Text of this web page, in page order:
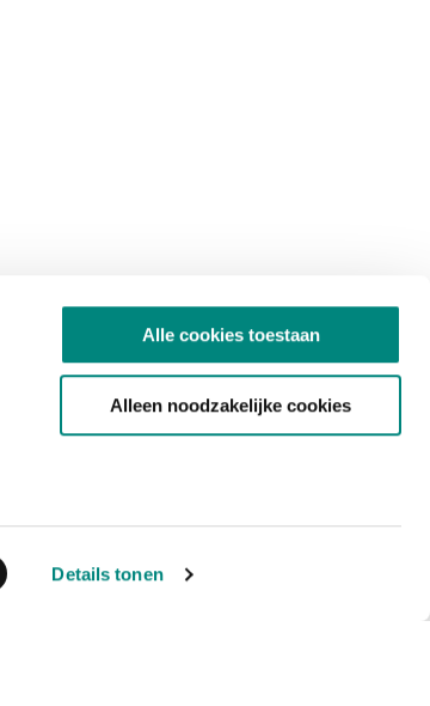
Details tonen
Alle cookies toestaan
Alleen noodzakelijke cookies